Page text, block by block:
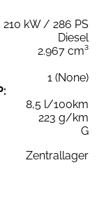
210 kW / 286 PS
Diesel
2.967 cm³
1 (None)
8,5 l/100km
223 g/km
G
Zentrallager